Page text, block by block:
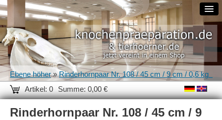
Artikel: 0 Summe: 0,00 €
Ebene höher»Rinderhornpaar Nr. 108 / 45 cm / 9 cm / 0,6 kg
Rinderhornpaar Nr. 108 / 45 cm / 9